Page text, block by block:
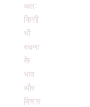
अतः
किसी
भी
रचना
के
भाव
और
विचार